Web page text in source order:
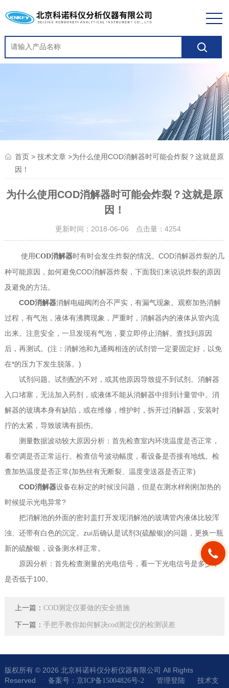
首页> 技术文章>为什么使用COD消解器时可能会炸裂？这就是原
因！
为什么使用COD消解器时可能会炸裂？这就是原
因！
更新时间：2018-06-06 点击量： 4254
使用COD消解器时有时会发生炸裂的情况。COD消解器炸裂的几
种可能原因，如何避免COD消解器炸裂，下面我们来说说炸裂的原因
及避免的方法。
COD消解器消解电磁阀闭合不严实，有漏气现象。观察加热消解
过程，有气泡，液体有沸腾现象，严重时，消解器内的液体从管内流
出来。注意安全，一旦发现有气泡，要立即停止消解。查找到原因
后，再测试。(注：消解池和九通阀相连的试剂管一定要固定好，以免
在*的压力下发生脱落。)
试剂问题。试剂配的不对，或其他原因导致提不到试剂。消解器
入口堵塞，无法加入药剂，或液体不能从消解器中排到计量管中。消
解器的玻璃本身有缺陷，或在维修，维护时，拆开过消解器，安装时
拧的太紧，导致玻璃有损伤。
测量数据波动较大原因分析：首先检查室内环境温度是否正常，
看空调是否正常运行。检查信号波动幅度，看设备是否接有地线。检
查加热温度是否正常(加热丝有无断裂、温度变送器是否正常)
COD消解器设备在标定的时候没问题，但是在测水样刚刚加热的
时候提示光电异常?
把消解池的外面的密封盖打开发现消解池的玻璃管内液体比较浑
浊、还带有白色的沉淀。zui后确认是试剂3(硫酸银)的问题，更换一瓶
新的硫酸银，设备测水样正常。
原因分析：首先检查测量的光电信号，看一下光电信号是多少，
是否低于100。
上一篇： COD测定仪要做的安全措施
下一篇： 手把手教你如何解决cod测定仪的检测误差
版权所有 © 2026 北京科诺科仪分析仪器有限公司 All Rights
Reserved 备案号：京ICP备15004826号-2 管理登陆技术支